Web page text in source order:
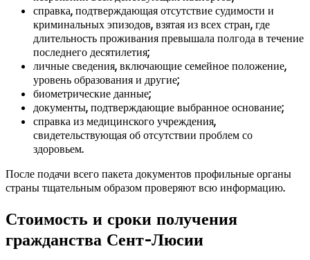
справка, подтверждающая отсутствие судимости и
криминальных эпизодов, взятая из всех стран, где
длительность проживания превышала полгода в течение
последнего десятилетия;
личные сведения, включающие семейное положение,
уровень образования и другие;
биометрические данные;
документы, подтверждающие выбранное основание;
справка из медицинского учреждения,
свидетельствующая об отсутствии проблем со
здоровьем.
После подачи всего пакета документов профильные органы
страны тщательным образом проверяют всю информацию.
Стоимость и сроки получения
гражданства Сент-Люсии